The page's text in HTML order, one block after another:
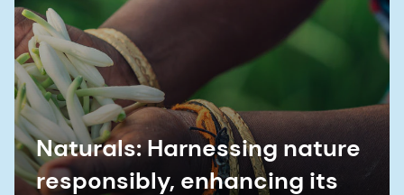
Naturals: Harnessing nature
responsibly, enhancing its